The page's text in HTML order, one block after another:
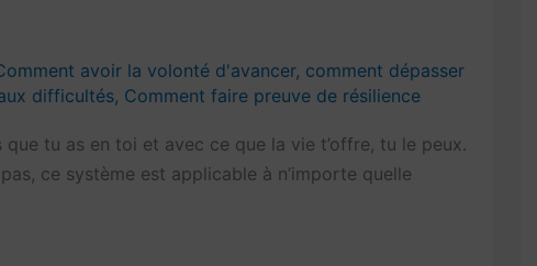
avoir la volonté d'avancer, comment dépasser
difficultés, Comment faire preuve de résilience
tu as en toi et avec ce que la vie t’offre, tu le peux.
ce système est applicable à n’importe quelle